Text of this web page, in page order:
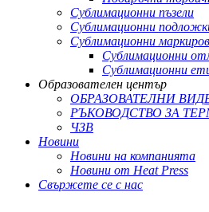
Сублимационни пъзели
Сублимационни
Сублимационни
Сублимационни
Сублимационни
Образователен център
ОБРАЗОВАТЕЛНИ
РЪКОВОДСТВО ЗА
ЧЗВ
Новини
Новини на компанията
Новини от Heat Press
Свържете се с нас